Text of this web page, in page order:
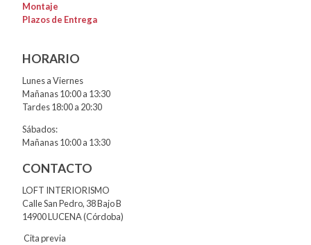
Montaje
Plazos de Entrega
HORARIO
Lunes a Viernes
Mañanas 10:00 a 13:30
Tardes 18:00 a 20:30
Sábados:
Mañanas 10:00 a 13:30
CONTACTO
LOFT INTERIORISMO
Calle San Pedro, 38 Bajo B
14900 LUCENA (Córdoba)
Cita previa